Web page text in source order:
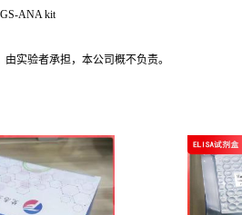
ANA kit
实验者承担，本公司概不负责。